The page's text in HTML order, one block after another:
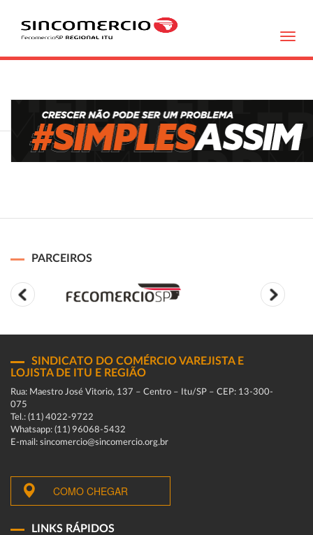
PARCEIROS
SINDICATO DO COMÉRCIO VAREJISTA E
LOJISTA DE ITU E REGIÃO
Rua: Maestro José Vitorio, 137 – Centro – Itu/SP – CEP: 13-300-
075
Tel.: (11) 4022-9722
Whatsapp: (11) 96068-5432
E-mail: sincomercio@sincomercio.org.br
COMO CHEGAR
LINKS RÁPIDOS